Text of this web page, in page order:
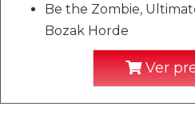
Be the Zombie,
Bozak Horde
Ver